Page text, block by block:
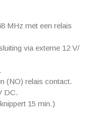
MHz met een relais
via externe 12 V/
(NO) relais contact.
DC.
15 min.)